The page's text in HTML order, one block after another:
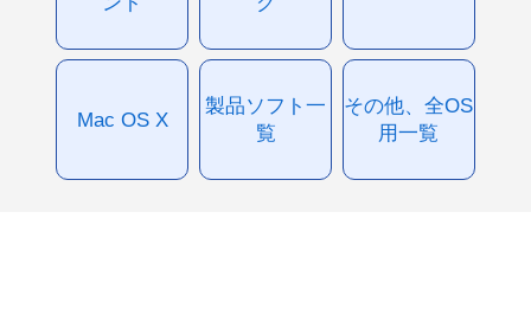
Mac OS X
製品ソフト一
覧
その他、全OS
用一覧